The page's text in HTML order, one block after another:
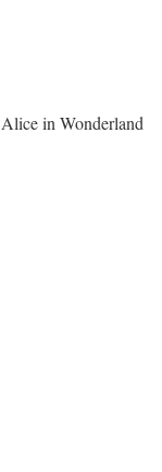
in Wonderland